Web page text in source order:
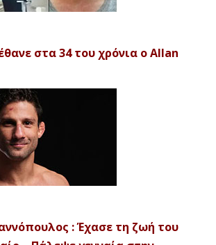
στα 34 του χρόνια ο Allan
: Έχασε τη ζωή του